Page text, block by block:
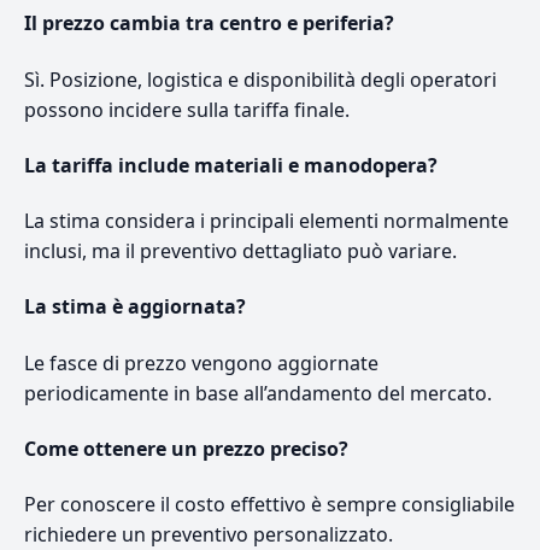
Il prezzo cambia tra centro e periferia?
Sì. Posizione, logistica e disponibilità degli operatori
possono incidere sulla tariffa finale.
La tariffa include materiali e manodopera?
La stima considera i principali elementi normalmente
inclusi, ma il preventivo dettagliato può variare.
La stima è aggiornata?
Le fasce di prezzo vengono aggiornate
periodicamente in base all’andamento del mercato.
Come ottenere un prezzo preciso?
Per conoscere il costo effettivo è sempre consigliabile
richiedere un preventivo personalizzato.